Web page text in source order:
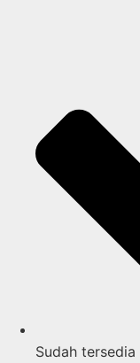
Sudah tersedia